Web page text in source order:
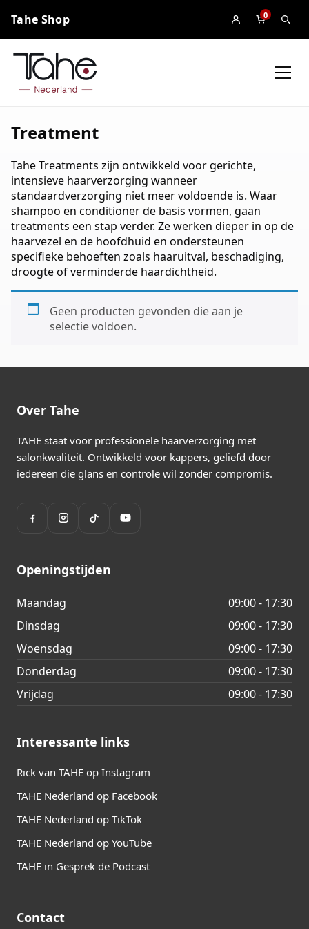
Tahe Shop 0
Treatment
Tahe Treatments zijn ontwikkeld voor gerichte,
intensieve haarverzorging wanneer
standaardverzorging niet meer voldoende is. Waar
shampoo en conditioner de basis vormen, gaan
treatments een stap verder. Ze werken dieper in op de
haarvezel en de hoofdhuid en ondersteunen
specifieke behoeften zoals haaruitval, beschadiging,
droogte of verminderde haardichtheid.
Geen producten gevonden die aan je
selectie voldoen.
Over Tahe
TAHE staat voor professionele haarverzorging met
salonkwaliteit. Ontwikkeld voor kappers, geliefd door
iedereen die glans en controle wil zonder compromis.
Openingstijden
Maandag
09:00 - 17:30
Dinsdag
09:00 - 17:30
Woensdag
09:00 - 17:30
Donderdag
09:00 - 17:30
Vrijdag
09:00 - 17:30
Interessante links
Rick van TAHE op Instagram
TAHE Nederland op Facebook
TAHE Nederland op TikTok
TAHE Nederland op YouTube
TAHE in Gesprek de Podcast
Contact